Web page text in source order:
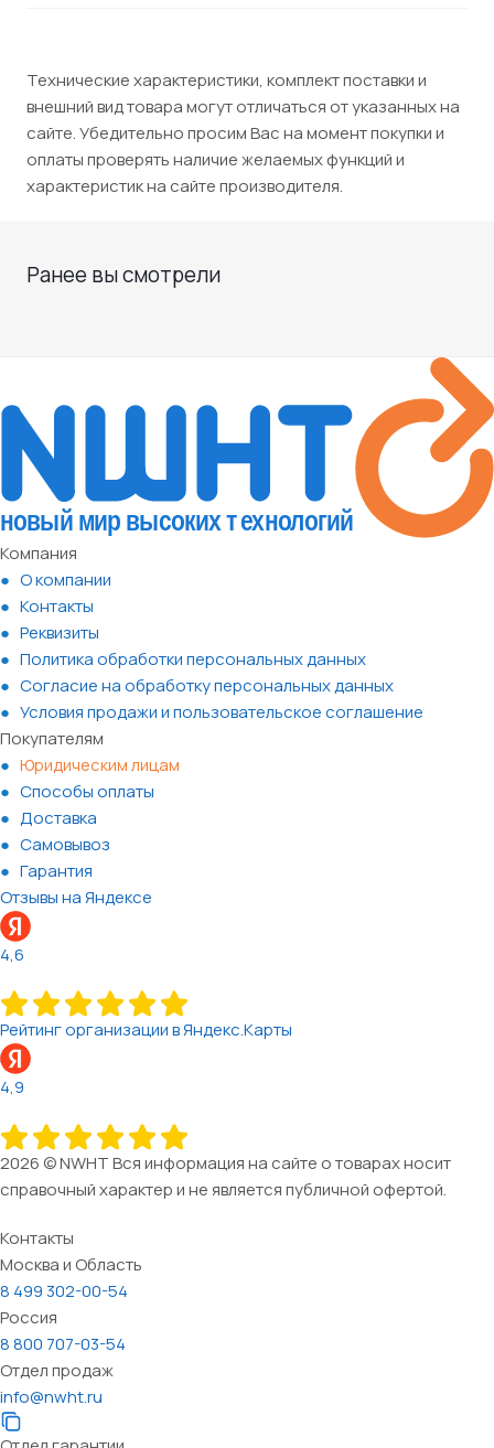
Технические характеристики, комплект поставки и
внешний вид товара могут отличаться от указанных на
сайте. Убедительно просим Вас на момент покупки и
оплаты проверять наличие желаемых функций и
характеристик на сайте производителя.
Ранее вы смотрели
Компания
О компании
Контакты
Реквизиты
Политика обработки персональных данных
Согласие на обработку персональных данных
Условия продажи и пользовательское соглашение
Покупателям
Юридическим лицам
Способы оплаты
Доставка
Самовывоз
Гарантия
Отзывы на Яндексе
4,6
Рейтинг организации в Яндекс.Карты
4,9
2026 © NWHT Вся информация на сайте о товарах носит
справочный характер и не является публичной офертой.
Контакты
Москва и Область
8 499 302-00-54
Россия
8 800 707-03-54
Отдел продаж
info@nwht.ru